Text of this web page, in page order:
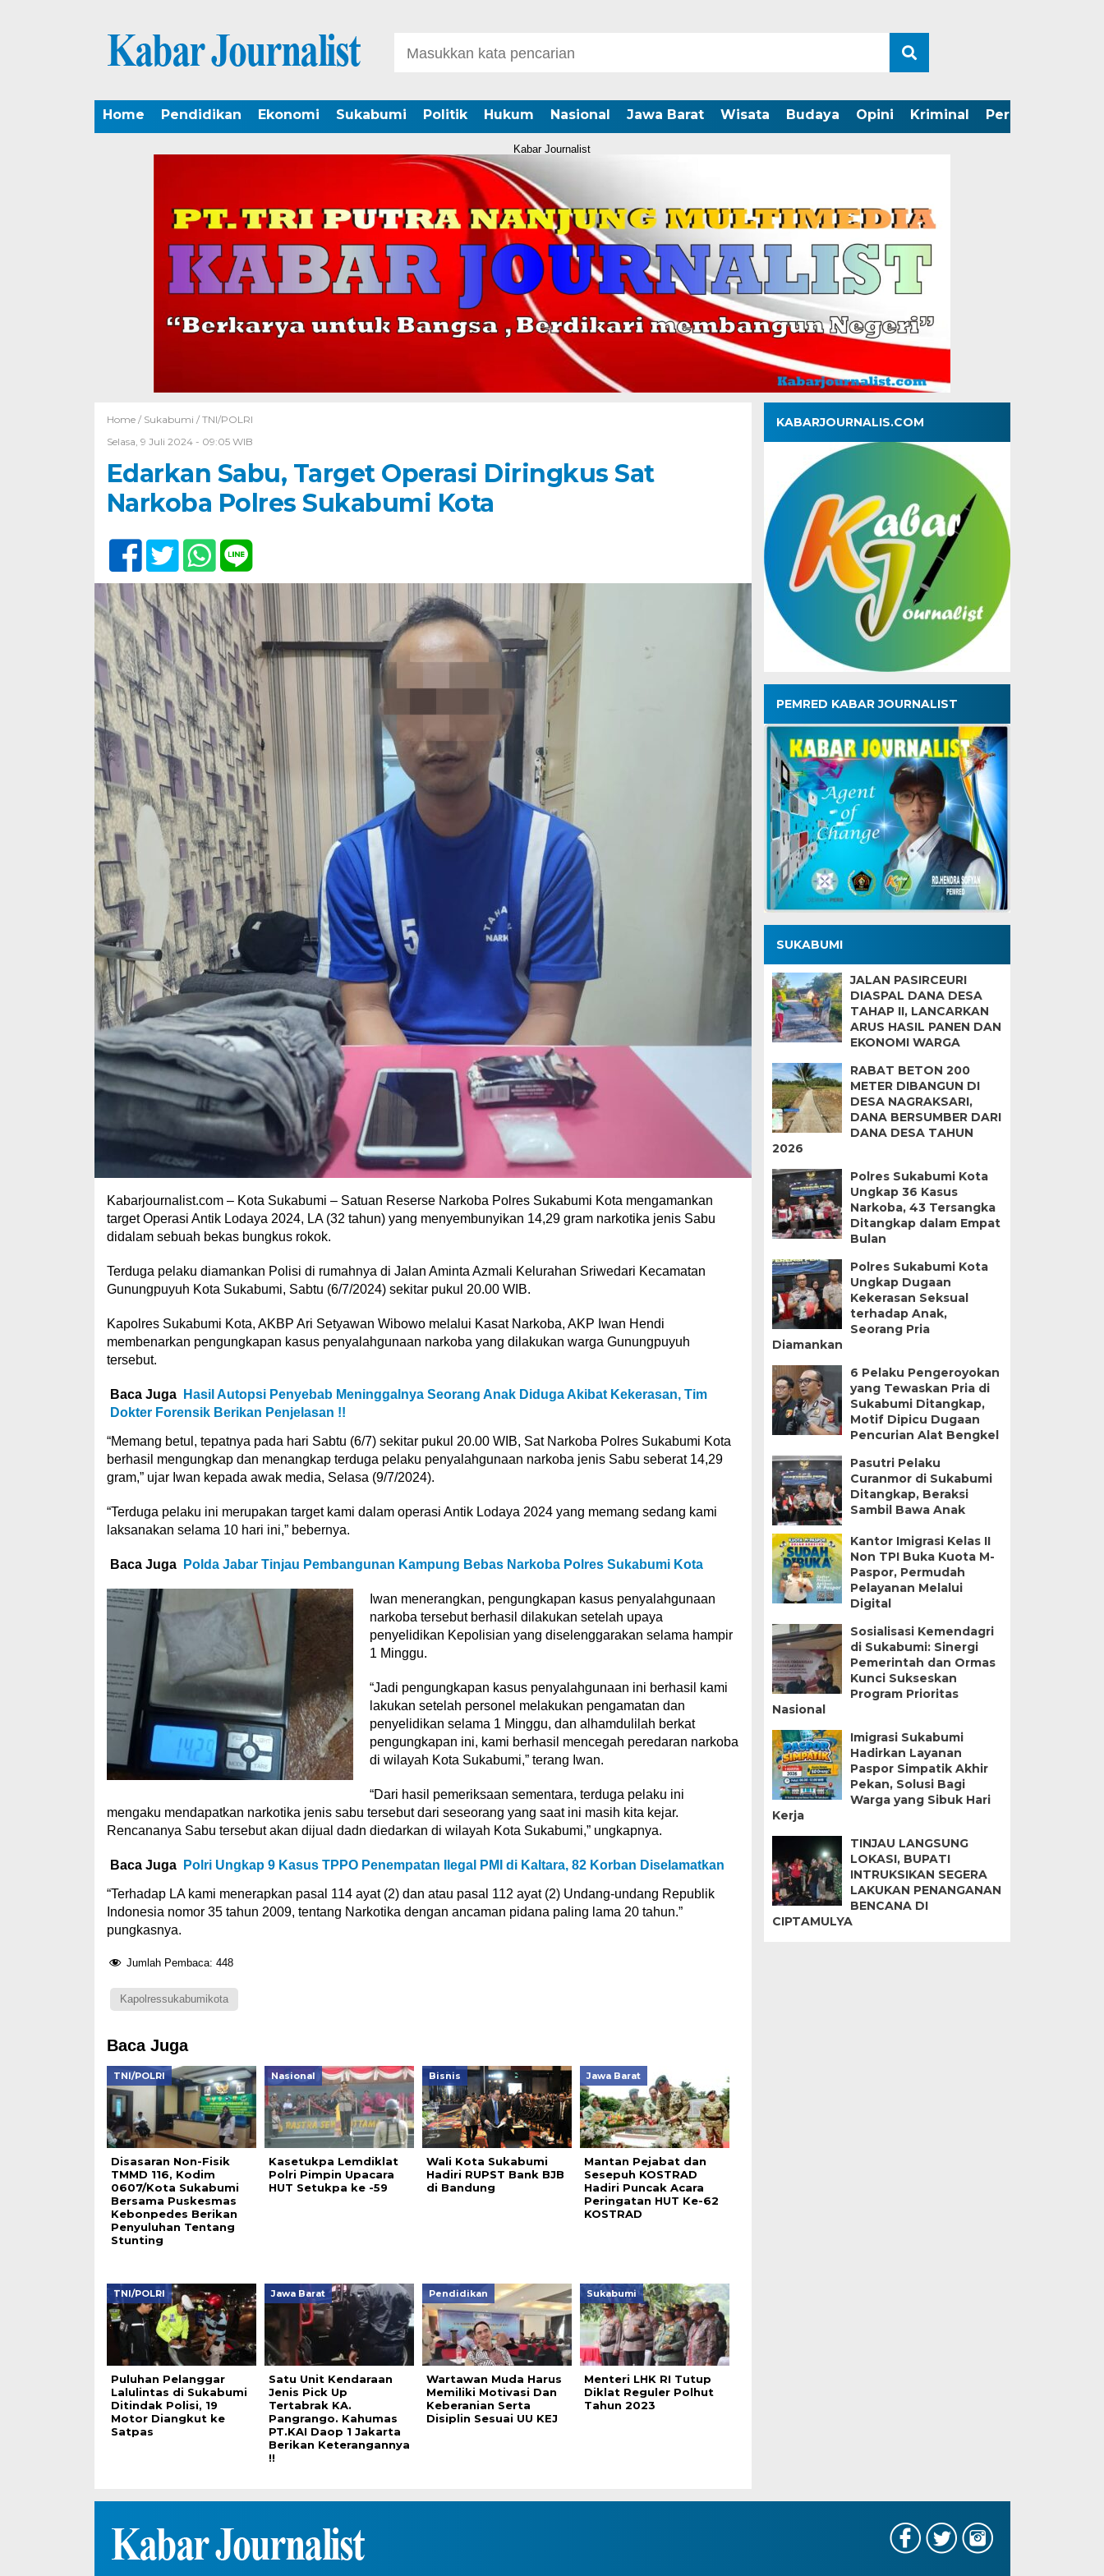
Home Pendidikan Ekonomi Sukabumi Politik Hukum Nasional Jawa Barat Wisata Budaya Opini Kriminal Peristiwa
Kabar Journalist
Home / Sukabumi / TNI/POLRI
Selasa, 9 Juli 2024 - 09:05 WIB
Edarkan Sabu, Target Operasi Diringkus Sat
Narkoba Polres Sukabumi Kota
Kabarjournalist.com – Kota Sukabumi – Satuan Reserse Narkoba Polres Sukabumi Kota mengamankan
target Operasi Antik Lodaya 2024, LA (32 tahun) yang menyembunyikan 14,29 gram narkotika jenis Sabu
didalam sebuah bekas bungkus rokok.
Terduga pelaku diamankan Polisi di rumahnya di Jalan Aminta Azmali Kelurahan Sriwedari Kecamatan
Gunungpuyuh Kota Sukabumi, Sabtu (6/7/2024) sekitar pukul 20.00 WIB.
Kapolres Sukabumi Kota, AKBP Ari Setyawan Wibowo melalui Kasat Narkoba, AKP Iwan Hendi
membenarkan pengungkapan kasus penyalahgunaan narkoba yang dilakukan warga Gunungpuyuh
tersebut.
Baca Juga
Hasil Autopsi Penyebab Meninggalnya Seorang Anak Diduga Akibat Kekerasan, Tim
Dokter Forensik Berikan Penjelasan !!
“Memang betul, tepatnya pada hari Sabtu (6/7) sekitar pukul 20.00 WIB, Sat Narkoba Polres Sukabumi Kota
berhasil mengungkap dan menangkap terduga pelaku penyalahgunaan narkoba jenis Sabu seberat 14,29
gram,” ujar Iwan kepada awak media, Selasa (9/7/2024).
“Terduga pelaku ini merupakan target kami dalam operasi Antik Lodaya 2024 yang memang sedang kami
laksanakan selama 10 hari ini,” bebernya.
Baca Juga Polda Jabar Tinjau Pembangunan Kampung Bebas Narkoba Polres Sukabumi Kota
Iwan menerangkan, pengungkapan kasus penyalahgunaan
narkoba tersebut berhasil dilakukan setelah upaya
penyelidikan Kepolisian yang diselenggarakan selama hampir
1 Minggu.
“Jadi pengungkapan kasus penyalahgunaan ini berhasil kami
lakukan setelah personel melakukan pengamatan dan
penyelidikan selama 1 Minggu, dan alhamdulilah berkat
pengungkapan ini, kami berhasil mencegah peredaran narkoba
di wilayah Kota Sukabumi,” terang Iwan.
“Dari hasil pemeriksaan sementara, terduga pelaku ini
mengaku mendapatkan narkotika jenis sabu tersebut dari seseorang yang saat ini masih kita kejar.
Rencananya Sabu tersebut akan dijual dadn diedarkan di wilayah Kota Sukabumi,” ungkapnya.
Baca Juga Polri Ungkap 9 Kasus TPPO Penempatan Ilegal PMI di Kaltara, 82 Korban Diselamatkan
“Terhadap LA kami menerapkan pasal 114 ayat (2) dan atau pasal 112 ayat (2) Undang-undang Republik
Indonesia nomor 35 tahun 2009, tentang Narkotika dengan ancaman pidana paling lama 20 tahun.”
pungkasnya.
Jumlah Pembaca: 448
Kapolressukabumikota
Baca Juga
TNI/POLRI
Disasaran Non-Fisik
TMMD 116, Kodim
0607/Kota Sukabumi
Bersama Puskesmas
Kebonpedes Berikan
Penyuluhan Tentang
Stunting
Nasional
Kasetukpa Lemdiklat
Polri Pimpin Upacara
HUT Setukpa ke -59
Bisnis
Wali Kota Sukabumi
Hadiri RUPST Bank BJB
di Bandung
Jawa Barat
Mantan Pejabat dan
Sesepuh KOSTRAD
Hadiri Puncak Acara
Peringatan HUT Ke-62
KOSTRAD
TNI/POLRI
Puluhan Pelanggar
Lalulintas di Sukabumi
Ditindak Polisi, 19
Motor Diangkut ke
Satpas
Jawa Barat
Satu Unit Kendaraan
Jenis Pick Up
Tertabrak KA.
Pangrango. Kahumas
PT.KAI Daop 1 Jakarta
Berikan Keterangannya
!!
Pendidikan
Wartawan Muda Harus
Memiliki Motivasi Dan
Keberanian Serta
Disiplin Sesuai UU KEJ
Sukabumi
Menteri LHK RI Tutup
Diklat Reguler Polhut
Tahun 2023
KABARJOURNALIS.COM
PEMRED KABAR JOURNALIST
SUKABUMI
JALAN PASIRCEURI
DIASPAL DANA DESA
TAHAP II, LANCARKAN
ARUS HASIL PANEN DAN
EKONOMI WARGA
RABAT BETON 200
METER DIBANGUN DI
DESA NAGRAKSARI,
DANA BERSUMBER DARI
DANA DESA TAHUN
2026
Polres Sukabumi Kota
Ungkap 36 Kasus
Narkoba, 43 Tersangka
Ditangkap dalam Empat
Bulan
Polres Sukabumi Kota
Ungkap Dugaan
Kekerasan Seksual
terhadap Anak,
Seorang Pria
Diamankan
6 Pelaku Pengeroyokan
yang Tewaskan Pria di
Sukabumi Ditangkap,
Motif Dipicu Dugaan
Pencurian Alat Bengkel
Pasutri Pelaku
Curanmor di Sukabumi
Ditangkap, Beraksi
Sambil Bawa Anak
Kantor Imigrasi Kelas II
Non TPI Buka Kuota M-
Paspor, Permudah
Pelayanan Melalui
Digital
Sosialisasi Kemendagri
di Sukabumi: Sinergi
Pemerintah dan Ormas
Kunci Sukseskan
Program Prioritas
Nasional
Imigrasi Sukabumi
Hadirkan Layanan
Paspor Simpatik Akhir
Pekan, Solusi Bagi
Warga yang Sibuk Hari
Kerja
TINJAU LANGSUNG
LOKASI, BUPATI
INTRUKSIKAN SEGERA
LAKUKAN PENANGANAN
BENCANA DI
CIPTAMULYA